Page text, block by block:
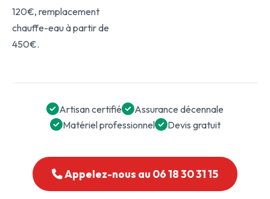
120€, remplacement
chauffe-eau à partir de
450€.
Artisan certifié
Assurance décennale
Matériel professionnel
Devis gratuit
Appelez-nous au 06 18 30 31 15